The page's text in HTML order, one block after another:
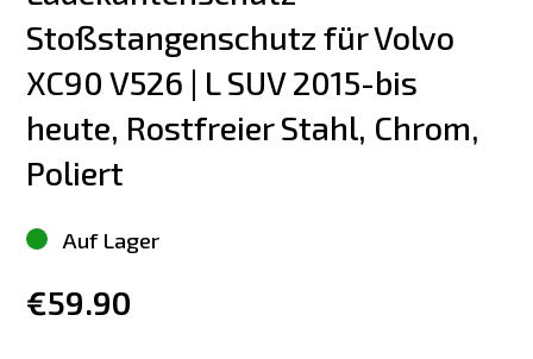
Stoßstangenschutz für Volvo
XC90 V526 | L SUV 2015-bis
heute, Rostfreier Stahl, Chrom,
Poliert
Auf Lager
€59.90